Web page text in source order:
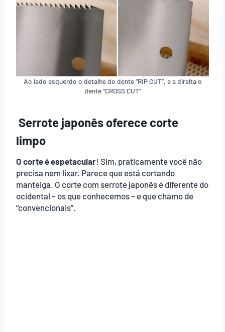
Ao lado esquerdo o detalhe do dente “RIP CUT”, e a direita o
dente “CROSS CUT”
Serrote japonês oferece corte
limpo
O corte é espetacular! Sim, praticamente você não
precisa nem lixar. Parece que está cortando
manteiga. O corte com serrote japonês é diferente do
ocidental – os que conhecemos – e que chamo de
“convencionais”.